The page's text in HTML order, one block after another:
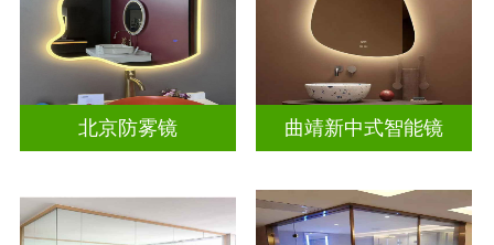
北京防雾镜 曲靖新中式智能镜